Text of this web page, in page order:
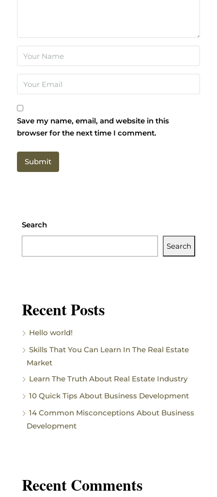
Save my name, email, and website in this
browser for the next time I comment.
Search
Search
Recent Posts
Hello world!
Skills That You Can Learn In The Real Estate
Market
Learn The Truth About Real Estate Industry
10 Quick Tips About Business Development
14 Common Misconceptions About Business
Development
Recent Comments